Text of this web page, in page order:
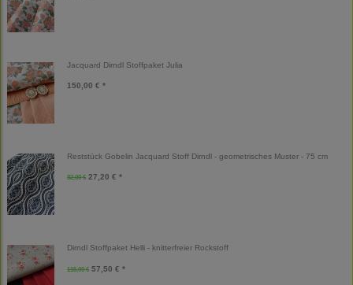
Jacquard Dirndl Stoffpaket Julia
150,00 € *
Reststück Gobelin Jacquard Stoff Dirndl - geometrisches Muster - 75 cm
32,00 € 27,20 € *
Dirndl Stoffpaket Helli - knitterfreier Rockstoff
115,00 € 57,50 € *